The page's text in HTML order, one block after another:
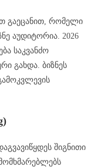
გაეცანით, რომელი
აუდიტორია. 2026
საკვანძო
გახდა. ბიზნეს
შიგნითი